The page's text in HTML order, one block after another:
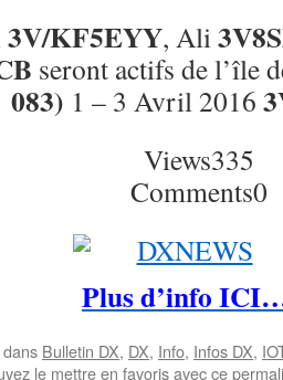
3V/KF5EYY, Ali
seront actifs de l’île
083) 1 – 3 Avril 2016
Views335
Comments0
Plus d’info
Bulletin DX, DX, Info, Infos DX,
le mettre en favoris avecce